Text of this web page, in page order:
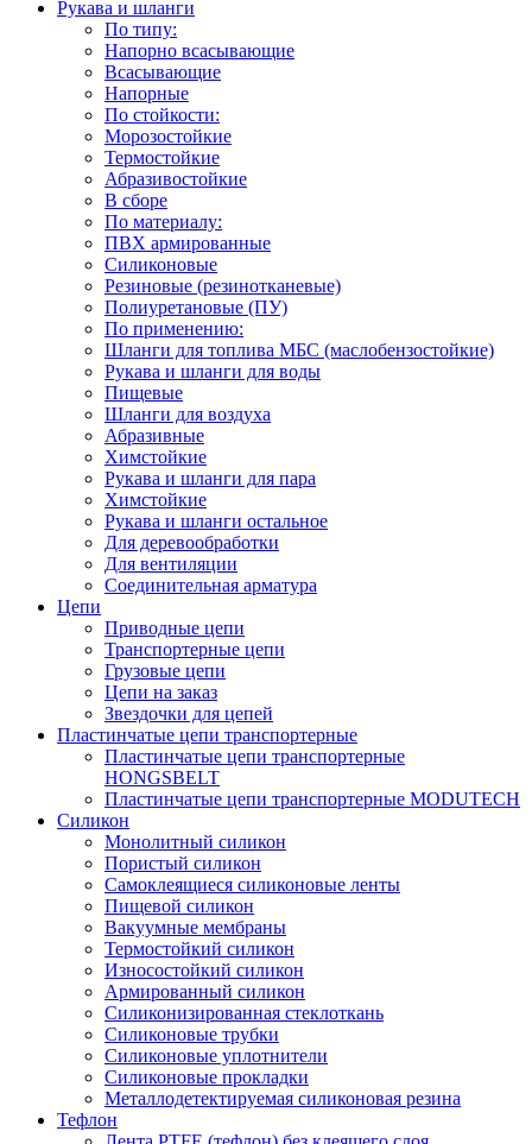
Рукава и шланги
По типу:
Напорно всасывающие
Всасывающие
Напорные
По стойкости:
Морозостойкие
Термостойкие
Абразивостойкие
В сборе
По материалу:
ПВХ армированные
Силиконовые
Резиновые (резинотканевые)
Полиуретановые (ПУ)
По применению:
Шланги для топлива МБС (маслобензостойкие)
Рукава и шланги для воды
Пищевые
Шланги для воздуха
Абразивные
Химстойкие
Рукава и шланги для пара
Химстойкие
Рукава и шланги остальное
Для деревообработки
Для вентиляции
Соединительная арматура
Цепи
Приводные цепи
Транспортерные цепи
Грузовые цепи
Цепи на заказ
Звездочки для цепей
Пластинчатые цепи транспортерные
Пластинчатые цепи транспортерные
HONGSBELT
Пластинчатые цепи транспортерные MODUTECH
Силикон
Монолитный силикон
Пористый силикон
Самоклеящиеся силиконовые ленты
Пищевой силикон
Вакуумные мембраны
Термостойкий силикон
Износостойкий силикон
Армированный силикон
Силиконизированная стеклоткань
Силиконовые трубки
Силиконовые уплотнители
Силиконовые прокладки
Металлодетектируемая силиконовая резина
Тефлон